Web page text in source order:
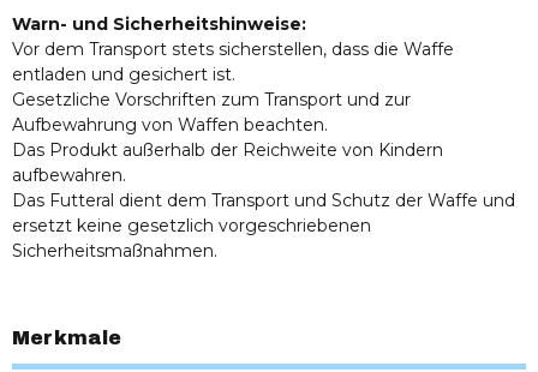
Warn- und Sicherheitshinweise:
Vor dem Transport stets sicherstellen, dass die Waffe
entladen und gesichert ist.
Gesetzliche Vorschriften zum Transport und zur
Aufbewahrung von Waffen beachten.
Das Produkt außerhalb der Reichweite von Kindern
aufbewahren.
Das Futteral dient dem Transport und Schutz der Waffe und
ersetzt keine gesetzlich vorgeschriebenen
Sicherheitsmaßnahmen.
Merkmale